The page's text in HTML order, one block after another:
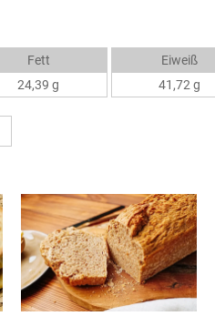
Fett
24,39 g
Eiweiß
41,72 g